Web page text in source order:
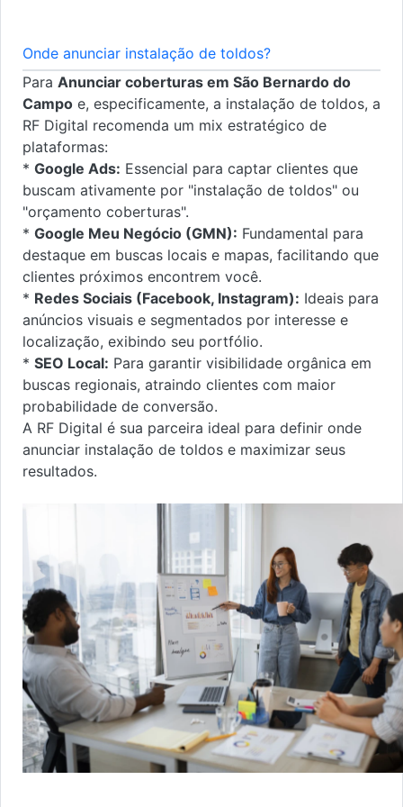
Onde anunciar instalação de toldos?
Para Anunciar coberturas em São Bernardo do
Campo e, especificamente, a instalação de toldos, a
RF Digital recomenda um mix estratégico de
plataformas:
* Google Ads: Essencial para captar clientes que
buscam ativamente por "instalação de toldos" ou
"orçamento coberturas".
* Google Meu Negócio (GMN): Fundamental para
destaque em buscas locais e mapas, facilitando que
clientes próximos encontrem você.
* Redes Sociais (Facebook, Instagram): Ideais para
anúncios visuais e segmentados por interesse e
localização, exibindo seu portfólio.
* SEO Local: Para garantir visibilidade orgânica em
buscas regionais, atraindo clientes com maior
probabilidade de conversão.
A RF Digital é sua parceira ideal para definir onde
anunciar instalação de toldos e maximizar seus
resultados.